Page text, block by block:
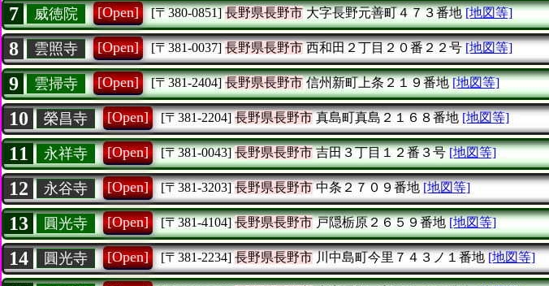
7 威徳院 [Open] [〒380-0851] 長野県長野市大字長野元善町４７３番地 [地図等]
8 雲照寺 [Open] [〒381-0037] 長野県長野市西和田２丁目２０番２２号 [地図等]
9 雲掃寺 [Open] [〒381-2404] 長野県長野市信州新町上条２１９番地 [地図等]
10 榮昌寺 [Open] [〒381-2204] 長野県長野市真島町真島２１６８番地 [地図等]
11 永祥寺 [Open] [〒381-0043] 長野県長野市吉田３丁目１２番３号 [地図等]
12 永谷寺 [Open] [〒381-3203] 長野県長野市中条２７０９番地 [地図等]
13 圓光寺 [Open] [〒381-4104] 長野県長野市戸隠栃原２６５９番地 [地図等]
14 圓光寺 [Open] [〒381-2234] 長野県長野市川中島町今里７４３ノ１番地 [地図等]